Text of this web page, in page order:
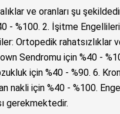
ve oranları şu
- %100. 2. İşitme
Ortopedik rahatsızlıklar
Sendromu için %40 -
için %40 - %90. 6.
nakli için %40 - %100.
gerekmektedir.